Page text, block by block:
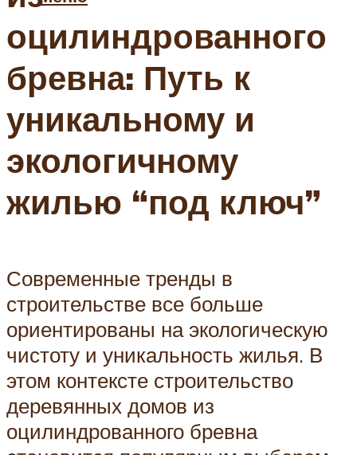
оцилиндрованного
бревна: Путь к
уникальному и
экологичному
жилью “под ключ”
Современные тренды в
строительстве все больше
ориентированы на экологическую
чистоту и уникальность жилья. В
этом контексте строительство
деревянных домов из
оцилиндрованного бревна